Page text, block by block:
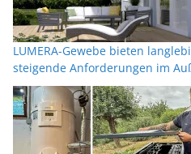
LUMERA-Gewebe bieten
steigende Anforderungen im